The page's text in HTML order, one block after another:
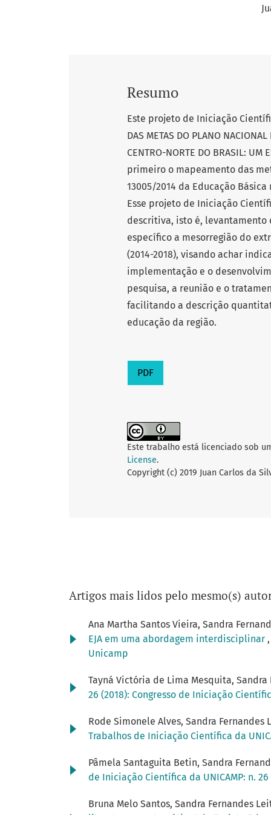
Resumo
Este projeto de Iniciação
DAS METAS DO PLANO
CENTRO-NORTE DO BRASIL: UM
primeiro o mapeamento das
13005/2014 da Educação
Esse projeto de Iniciação
descritiva, isto é, levantamento
específico a mesorregião do
(2014-2018), visando achar
implementação e o
pesquisa, a reunião e o
facilitando a descrição
educação da região.
PDF
Este trabalho está licenciado sob
License.
Copyright (c) 2019 Juan Carlos da
Artigos mais lidos pelo mesmo(s)
Ana Martha Santos Vieira, Sandra
EJA em uma abordagem interdisciplinar ,
Unicamp
Tayná Victória de Lima Mesquita, Sandra
26 (2018): Congresso de Iniciação
Rode Simonele Alves, Sandra Fernandes
Trabalhos de Iniciação Científica da
Pâmela Santaguita Betin, Sandra
de Iniciação Científica da UNICAMP: n.
Bruna Melo Santos, Sandra Fernandes